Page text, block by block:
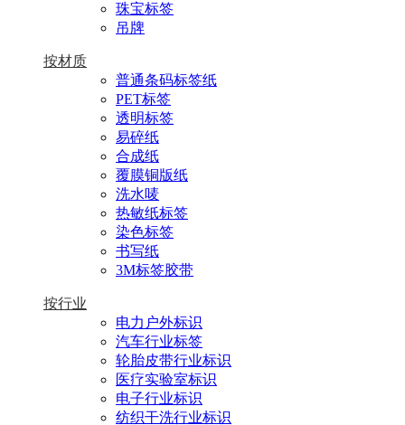
珠宝标签
吊牌
按材质
普通条码标签纸
PET标签
透明标签
易碎纸
合成纸
覆膜铜版纸
洗水唛
热敏纸标签
染色标签
书写纸
3M标签胶带
按行业
电力户外标识
汽车行业标签
轮胎皮带行业标识
医疗实验室标识
电子行业标识
纺织干洗行业标识